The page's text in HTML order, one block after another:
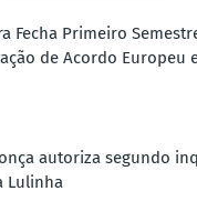
Fecha Primeiro
de Acordo Europeu
autoriza segundo
Lulinha